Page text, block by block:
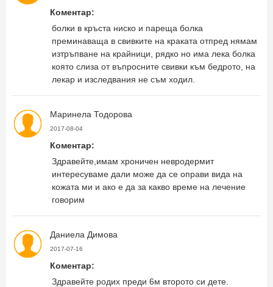
Коментар:
болки в кръста ниско и пареща болка
преминаваща в свивките на краката отпред нямам
изтръпване на крайници, рядко но има лека болка
която слиза от въпросните свивки към бедрото, на
лекар и изследвания не съм ходил.
Маринела Тодорова
2017-08-04
Коментар:
Здравейте,имам хроничен невродермит
интересуваме дали може да се оправи вида на
кожата ми и ако е да за какво време на лечение
говорим
Даниела Димова
2017-07-16
Коментар:
Здравейте родих преди 6м второто си дете.